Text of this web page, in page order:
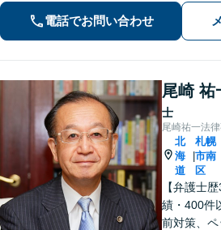
績があり
協議での
争いまで
談対応】
電話でお問い合わせ
尾崎 祐
士
尾崎祐一法
北
海
道
札幌
市南
区
【弁護士
績・400件
前対策、ペ